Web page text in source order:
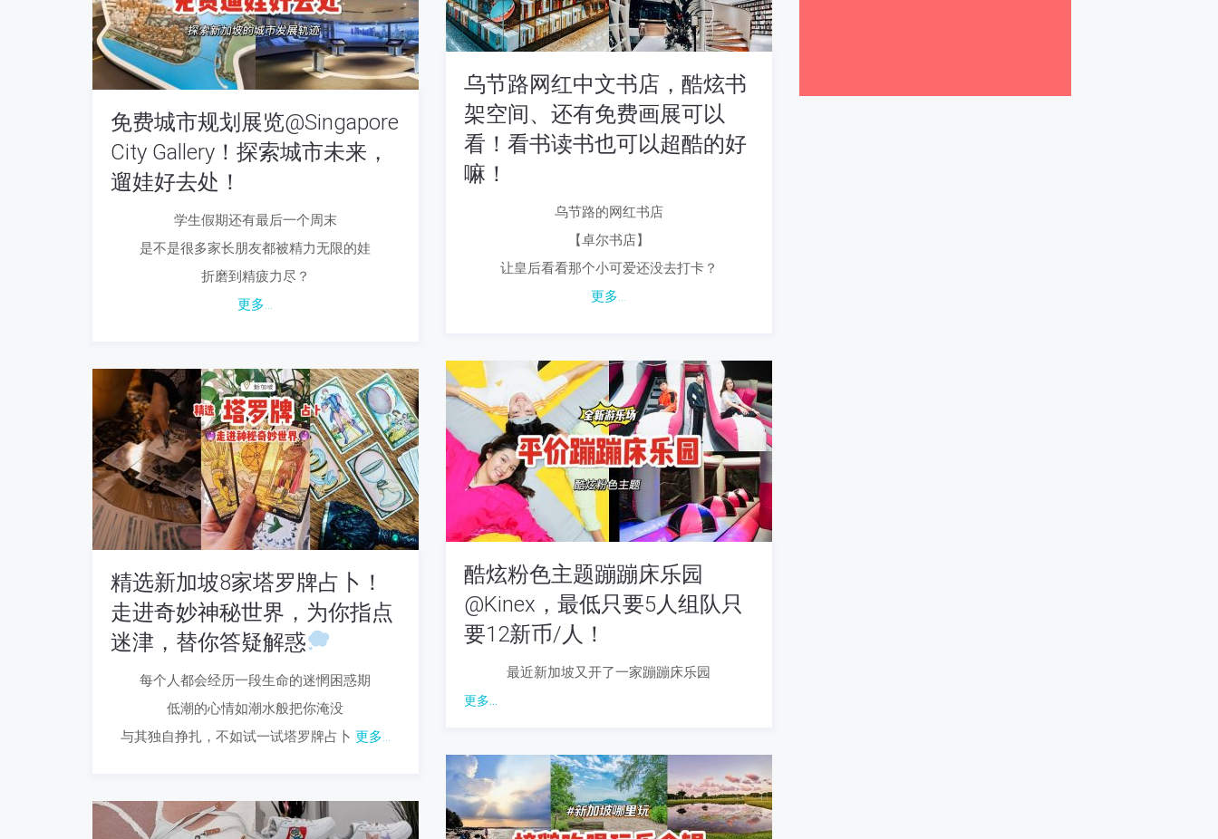
乌节路网红中文书店，酷炫书
架空间、还有免费画展可以
看！看书读书也可以超酷的好
嘛！
乌节路的网红书店
【卓尔书店】
让皇后看看那个小可爱还没去打卡？
更多...
免费城市规划展览@Singapore
City Gallery！探索城市未来，
遛娃好去处！
学生假期还有最后一个周末
是不是很多家长朋友都被精力无限的娃
折磨到精疲力尽？
更多...
酷炫粉色主题蹦蹦床乐园
@Kinex，最低只要5人组队只
要12新币/人！
最近新加坡又开了一家蹦蹦床乐园
更多...
精选新加坡8家塔罗牌占卜！
走进奇妙神秘世界，为你指点
迷津，替你答疑解惑
每个人都会经历一段生命的迷惘困惑期
低潮的心情如潮水般把你淹没
与其独自挣扎，不如试一试塔罗牌占卜 更多...